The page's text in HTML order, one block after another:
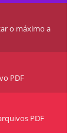
o máximo a
PDF
PDF